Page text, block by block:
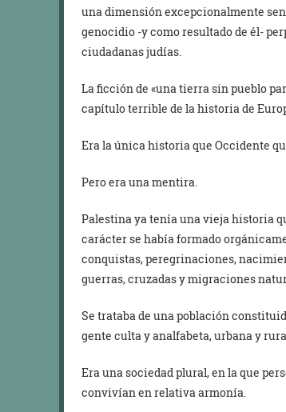
una dimensión excepcionalmente
genocidio -y como resultado de él-
ciudadanas judías.
La ficción de «una tierra sin pueblo
capítulo terrible de la historia de
Era la única historia que Occidente
Pero era una mentira.
Palestina ya tenía una vieja historia
carácter se había formado
conquistas, peregrinaciones,
guerras, cruzadas y migraciones
Se trataba de una población
gente culta y analfabeta, urbana y
Era una sociedad plural, en la que
convivían en relativa armonía.